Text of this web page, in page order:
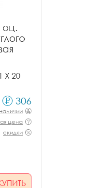
оц.
X 20
306
цена
скидки